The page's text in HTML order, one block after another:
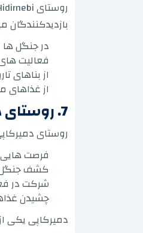
بازدیدکنندگان
در جنگل ها
فعالیت
از بناهای
از
7. روستای دمیرکاپی
روستای
فرصت هایی
کشف جنگل
شرکت در
چشیدن
دمیرکاپی یکی